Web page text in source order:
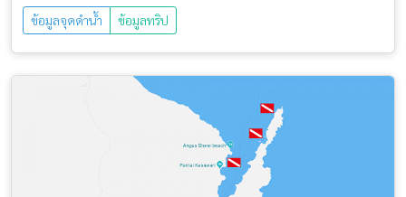
ข้อมูลจุดดำน้ำ ข้อมูลทริป